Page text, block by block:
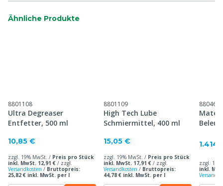
Ähnliche Produkte
8801108
Ultra Degreaser
Entfetter, 500 ml
10,85 €
zzgl. 19% MwSt. / Preis pro Stück
inkl. MwSt. 12,91 € / zzgl.
Versandkosten / Bruttopreis:
25,82 € inkl. MwSt. per l
8801109
High Tech Lube
Schmiermittel, 400 ml
15,05 €
zzgl. 19% MwSt. / Preis pro Stück
inkl. MwSt. 17,91 € / zzgl.
Versandkosten / Bruttopreis:
44,78 € inkl. MwSt. per l
8804664
zzgl.
inkl.